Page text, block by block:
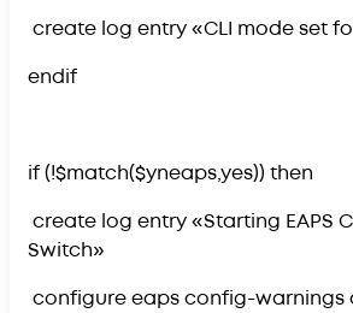
create log entry «CLI mode set
endif
if (!$match($yneaps,yes)) then
create log entry «Starting EAPS
Switch»
configure eaps config-warnings